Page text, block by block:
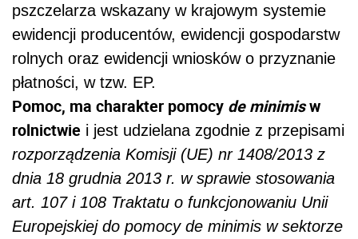
pszczelarza wskazany w krajowym systemie
ewidencji producentów, ewidencji gospodarstw
rolnych oraz ewidencji wniosków o przyznanie
płatności, w tzw. EP.
Pomoc, ma charakter pomocy de minimisw
rolnictwie i jest udzielana zgodnie z przepisami
rozporządzenia Komisji (UE) nr 1408/2013 z
dnia 18 grudnia 2013 r. w sprawie stosowania
art. 107 i 108 Traktatu o funkcjonowaniu Unii
Europejskiej do pomocy de minimis w sektorze